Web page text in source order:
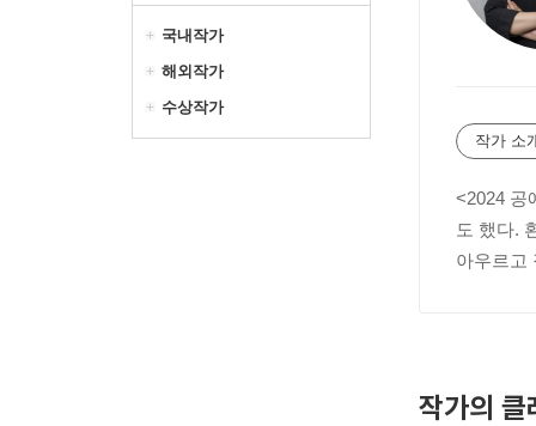
국내작가
해외작가
수상작가
작가 소
<2024 공
도 했다.
아우르고
작가의